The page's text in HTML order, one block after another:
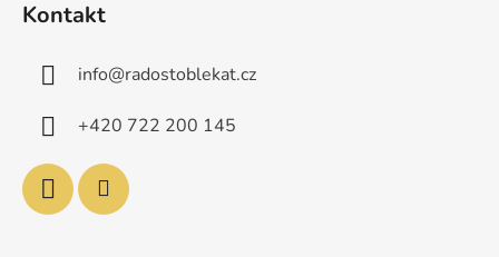
Kontakt
info@radostoblekat.cz
+420 722 200 145